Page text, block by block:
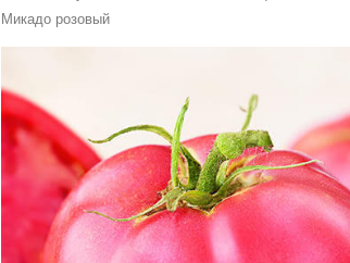
Микадо розовый